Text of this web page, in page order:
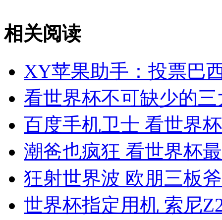
相关阅读
XY苹果助手：投票巴
看世界杯不可缺少的
百度手机卫士 看世界
潮爸也疯狂 看世界杯
狂射世界波 欧朋三板
世界杯指定用机 索尼